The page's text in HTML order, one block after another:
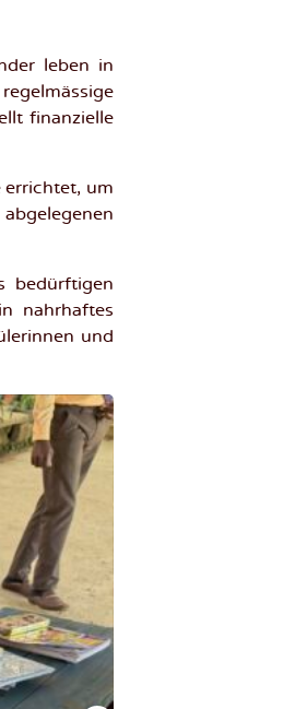
leben in
finanzielle
errichtet, um
bedürftigen
nahrhaftes
und